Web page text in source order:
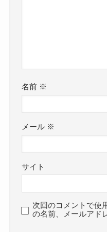
名前 ※
メール ※
サイト
次回のコメントで使
の名前、メールアド